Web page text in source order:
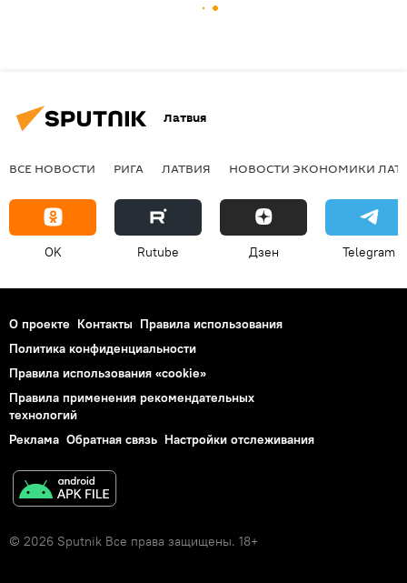
Латвия
ВСЕ НОВОСТИ РИГА ЛАТВИЯ НОВОСТИ ЭКОНОМИКИ
OK Rutube Дзен Telegram
О проекте Контакты Правила использования
Политика конфиденциальности
Правила использования «cookie»
Правила применения рекомендательных
технологий
Реклама Обратная связь Настройки отслеживания
© 2026 Sputnik Все права защищены. 18+